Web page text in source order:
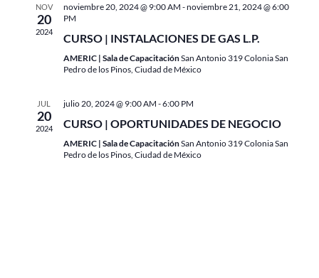
NOV
20
2024
noviembre 20, 2024 @ 9:00 AM -noviembre 21, 2024 @ 6:00
PM
CURSO | INSTALACIONES DE GAS L.P.
AMERIC | Sala de CapacitaciónSan Antonio 319 Colonia San
Pedro de los Pinos, Ciudad de México
JUL
20
2024
julio 20, 2024 @ 9:00 AM -6:00 PM
CURSO | OPORTUNIDADES DE NEGOCIO
AMERIC | Sala de CapacitaciónSan Antonio 319 Colonia San
Pedro de los Pinos, Ciudad de México